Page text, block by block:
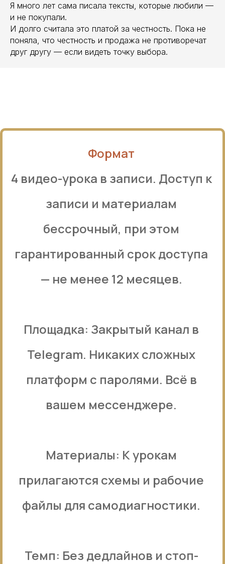
Я много лет сама писала тексты, которые любили —
и не покупали.
И долго считала это платой за честность. Пока не
поняла, что честность и продажа не противоречат
друг другу — если видеть точку выбора.
Формат
4 видео-урока в записи. Доступ к
записи и материалам
бессрочный, при этом
гарантированный срок доступа
— не менее 12 месяцев.
Площадка: Закрытый канал в
Telegram. Никаких сложных
платформ с паролями. Всё в
вашем мессенджере.
Материалы: К урокам
прилагаются схемы и рабочие
файлы для самодиагностики.
Темп: Без дедлайнов и стоп-